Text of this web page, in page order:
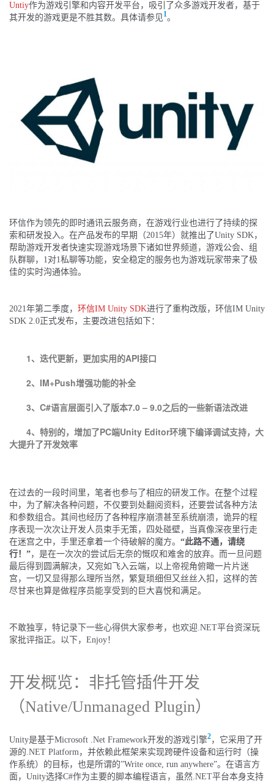
Untiy作为游戏引擎和内容开发平台，吸引了众多游戏开发者，基于
其开发的游戏更是不胜其数。具体请参见1。
环信作为领先的即时通讯云服务商，在游戏行业也进行了持续的探
索和研发投入。在产品发布的早期（2015年）就推出了Unity SDK，
帮助游戏开发者快速实现游戏场景下诸如世界频道，游戏公会、组
队群聊，1对1私聊等功能，安全稳定的服务也为游戏玩家带来了极
佳的实时沟通体验。
2021年第二季度， 环信IM Unity SDK进行了重构改版，环信IM Unity
SDK 2.0正式发布，主要改进包括如下：
1、迭代更新，更加实用的API接口
2、IM+Push增强功能的补全
3、C#语言层面引入了版本7.0 – 9.0之后的一些新语法改进
4、特别的，增加了PC端Unity Editor环境下编译调试支持，大
大提升了开发效率
在过去的一段时间里，笔者也参与了相应的研发工作。在整个过程
中，为了解决各种问题，不仅要到处翻阅资料，还要尝试各种方法
和参数组合。其间也经历了各种程序崩溃甚至系统崩溃，诡异的程
序表现一次次让开发人员束手无策，四处碰壁，当真像深夜里行走
在迷宫之中，手里还拿着一个待破解的魔方。 “此路不通，请绕
行！”，是在一次次的尝试后无奈的慨叹和难舍的放弃。而一旦问题
最后得到圆满解决，又宛如飞入云端，以上帝视角俯瞰一片片迷
宫，一切又显得那么理所当然，繁复琐细但又丝丝入扣，这样的苦
尽甘来也算是做程序员能享受到的巨大喜悦和满足。
不敢独享，特记录下一些心得供大家参考，也欢迎.NET平台资深玩
家批评指正。以下，Enjoy！
开发概览：非托管插件开发
（Native/Unmanaged Plugin）
Unity是基于Microsoft .Net Framework开发的游戏引擎2，它采用了开
源的.NET Platform，并依赖此框架来实现跨硬件设备和运行时（操
作系统）的目标，也是所谓的”Write once, run anywhere”。在语言方
面，Unity选择C#作为主要的脚本编程语言，虽然.NET平台本身支持